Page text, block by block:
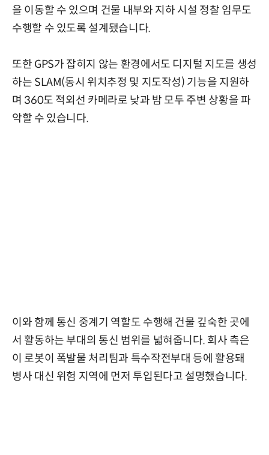
을 이동할 수 있으며 건물 내부와 지하 시설 정찰 임무도
수행할 수 있도록 설계됐습니다.
또한 GPS가 잡히지 않는 환경에서도 디지털 지도를 생성
하는 SLAM(동시 위치추정 및 지도작성) 기능을 지원하
며 360도 적외선 카메라로 낮과 밤 모두 주변 상황을 파
악할 수 있습니다.
이와 함께 통신 중계기 역할도 수행해 건물 깊숙한 곳에
서 활동하는 부대의 통신 범위를 넓혀줍니다. 회사 측은
이 로봇이 폭발물 처리팀과 특수작전부대 등에 활용돼
병사 대신 위험 지역에 먼저 투입된다고 설명했습니다.